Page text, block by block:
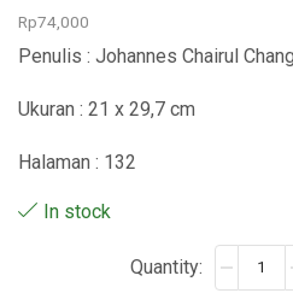
Rp74,000
Penulis : Johannes Chairul
Ukuran : 21 x 29,7 cm
Halaman : 132
In stock